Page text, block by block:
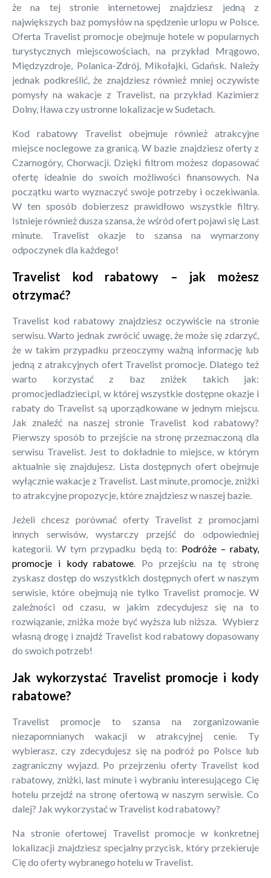
że na tej stronie internetowej znajdziesz jedną z
największych baz pomysłów na spędzenie urlopu w Polsce.
Oferta Travelist promocje obejmuje hotele w popularnych
turystycznych miejscowościach, na przykład Mrągowo,
Międzyzdroje, Polanica-Zdrój, Mikołajki, Gdańsk. Należy
jednak podkreślić, że znajdziesz również mniej oczywiste
pomysły na wakacje z Travelist, na przykład Kazimierz
Dolny, Iława czy ustronne lokalizacje w Sudetach.
Kod rabatowy Travelist obejmuje również atrakcyjne
miejsce noclegowe za granicą. W bazie znajdziesz oferty z
Czarnogóry, Chorwacji. Dzięki filtrom możesz dopasować
ofertę idealnie do swoich możliwości finansowych. Na
początku warto wyznaczyć swoje potrzeby i oczekiwania.
W ten sposób dobierzesz prawidłowo wszystkie filtry.
Istnieje również dusza szansa, że wśród ofert pojawi się Last
minute. Travelist okazje to szansa na wymarzony
odpoczynek dla każdego!
Travelist kod rabatowy – jak możesz
otrzymać?
Travelist kod rabatowy znajdziesz oczywiście na stronie
serwisu. Warto jednak zwrócić uwagę, że może się zdarzyć,
że w takim przypadku przeoczymy ważną informację lub
jedną z atrakcyjnych ofert Travelist promocje. Dlatego też
warto korzystać z baz zniżek takich jak:
promocjedladzieci.pl, w której wszystkie dostępne okazje i
rabaty do Travelist są uporządkowane w jednym miejscu.
Jak znaleźć na naszej stronie Travelist kod rabatowy?
Pierwszy sposób to przejście na stronę przeznaczoną dla
serwisu Travelist. Jest to dokładnie to miejsce, w którym
aktualnie się znajdujesz. Lista dostępnych ofert obejmuje
wyłącznie wakacje z Travelist. Last minute, promocje, zniżki
to atrakcyjne propozycje, które znajdziesz w naszej bazie.
Jeżeli chcesz porównać oferty Travelist z promocjami
innych serwisów, wystarczy przejść do odpowiedniej
kategorii. W tym przypadku będą to: Podróże – rabaty,
promocje i kody rabatowe. Po przejściu na tę stronę
zyskasz dostęp do wszystkich dostępnych ofert w naszym
serwisie, które obejmują nie tylko Travelist promocje. W
zależności od czasu, w jakim zdecydujesz się na to
rozwiązanie, zniżka może być wyższa lub niższa. Wybierz
własną drogę i znajdź Travelist kod rabatowy dopasowany
do swoich potrzeb!
Jak wykorzystać Travelist promocje i kody
rabatowe?
Travelist promocje to szansa na zorganizowanie
niezapomnianych wakacji w atrakcyjnej cenie. Ty
wybierasz, czy zdecydujesz się na podróż po Polsce lub
zagraniczny wyjazd. Po przejrzeniu oferty Travelist kod
rabatowy, zniżki, last minute i wybraniu interesującego Cię
hotelu przejdź na stronę ofertową w naszym serwisie. Co
dalej? Jak wykorzystać w Travelist kod rabatowy?
Na stronie ofertowej Travelist promocje w konkretnej
lokalizacji znajdziesz specjalny przycisk, który przekieruje
Cię do oferty wybranego hotelu w Travelist.